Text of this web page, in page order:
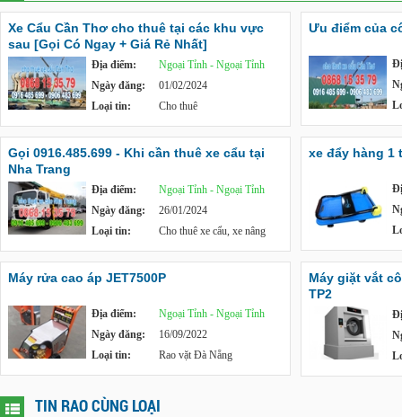
Xe Cẩu Cần Thơ cho thuê tại các khu vực
sau [Gọi Có Ngay + Giá Rẻ Nhất]
Địa điểm:
Ngoại Tỉnh - Ngoại Tỉnh
Ngày đăng:
01/02/2024
Loại tin:
Cho thuê
Ưu điểm của
Gọi 0916.485.699 - Khi cần thuê xe cẩu tại
Nha Trang
Địa điểm:
Ngoại Tỉnh - Ngoại Tỉnh
Ngày đăng:
26/01/2024
Loại tin:
Cho thuê xe cẩu, xe nâng
xe đẩy hàng 1
Máy rửa cao áp JET7500P
Địa điểm:
Ngoại Tỉnh - Ngoại Tỉnh
Ngày đăng:
16/09/2022
Loại tin:
Rao vặt Đà Nẵng
Máy giặt vắt
TP2
TIN RAO CÙNG LOẠI